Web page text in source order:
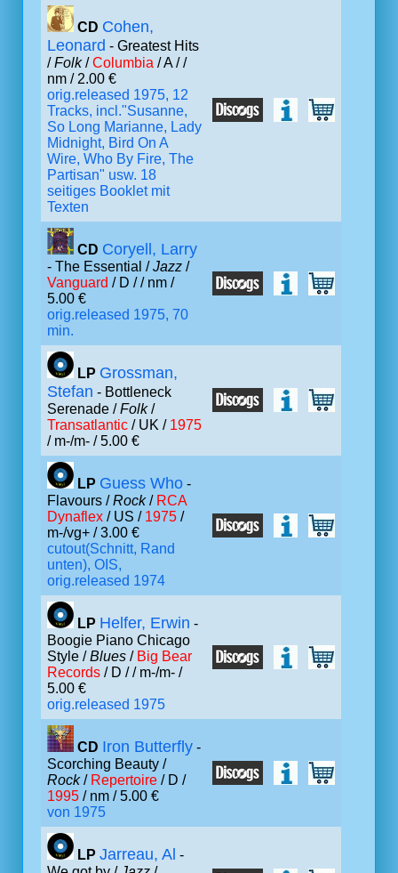
CD Cohen,
Leonard - Greatest Hits
/Folk/Columbia / A //
nm / 2.00 €
orig.released 1975, 12
Tracks, incl."Susanne,
So Long Marianne, Lady
Midnight, Bird On A
Wire, Who By Fire, The
Partisan" usw. 18
seitiges Booklet mit
Texten
CD Coryell, Larry
- The Essential /Jazz /
Vanguard / D // nm /
5.00 €
orig.released 1975, 70
min.
LP Grossman,
Stefan - Bottleneck
Serenade /Folk/
Transatlantic / UK / 1975
/ m-/m- / 5.00 €
LP Guess Who -
Flavours /Rock/ RCA
Dynaflex / US / 1975 /
m-/vg+ / 3.00 €
cutout(Schnitt, Rand
unten), OIS,
orig.released 1974
LP Helfer, Erwin -
Boogie Piano Chicago
Style /Blues / Big Bear
Records / D // m-/m- /
5.00 €
orig.released 1975
CD Iron Butterfly -
Scorching Beauty /
Rock/ Repertoire / D /
1995 / nm / 5.00 €
von 1975
LP Jarreau, Al -